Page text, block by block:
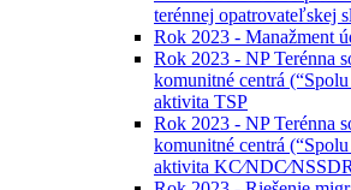
terénnej opatrovateľskej
Rok 2023 - Manažment
Rok 2023 - NP Terénna
komunitné centrá
aktivita TSP
Rok 2023 - NP Terénna
komunitné centrá
aktivita KC⁄NDC⁄NSSDR